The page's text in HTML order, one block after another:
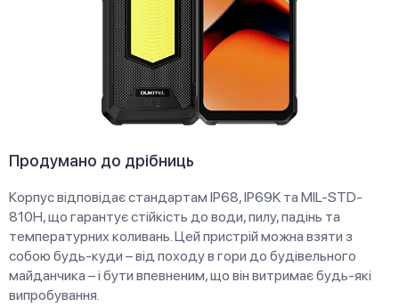
Продумано до дрібниць
Корпус відповідає стандартам IP68, IP69K та MIL-STD-
810H, що гарантує стійкість до води, пилу, падінь та
температурних коливань. Цей пристрій можна взяти з
собою будь-куди – від походу в гори до будівельного
майданчика – і бути впевненим, що він витримає будь-які
випробування.